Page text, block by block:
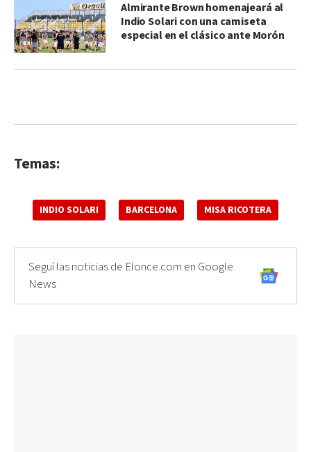
Almirante Brown homenajeará al
Indio Solari con una camiseta
especial en el clásico ante Morón
Temas:
INDIO SOLARI BARCELONA MISA RICOTERA
Seguí las noticias de Elonce.com en Google
News